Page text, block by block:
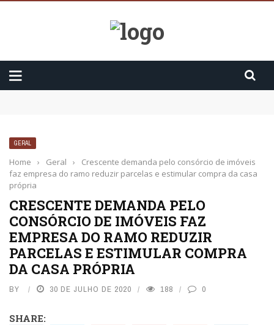
GERAL
Home › Geral ›
Crescente demanda pelo consórcio de imóveis
faz empresa do ramo reduzir parcelas e estimular compra da casa
própria
CRESCENTE DEMANDA PELO
CONSÓRCIO DE IMÓVEIS FAZ
EMPRESA DO RAMO REDUZIR
PARCELAS E ESTIMULAR COMPRA
DA CASA PRÓPRIA
BY 30 DE JULHO DE 2020 188 0
SHARE: